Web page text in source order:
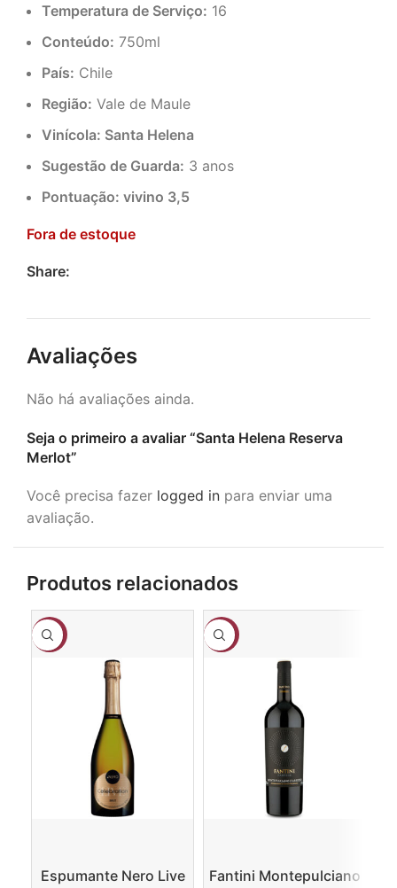
Temperatura de Serviço: 16
Conteúdo: 750ml
País: Chile
Região: Vale de Maule
Vinícola: Santa Helena
Sugestão de Guarda: 3 anos
Pontuação: vivino 3,5
Fora de estoque
Share:
Avaliações
Não há avaliações ainda.
Seja o primeiro a avaliar “Santa Helena Reserva
Merlot”
Você precisa fazer logged in para enviar uma
avaliação.
Produtos relacionados
-25%
Espumante Nero Live
-19%
Fantini Montepulciano